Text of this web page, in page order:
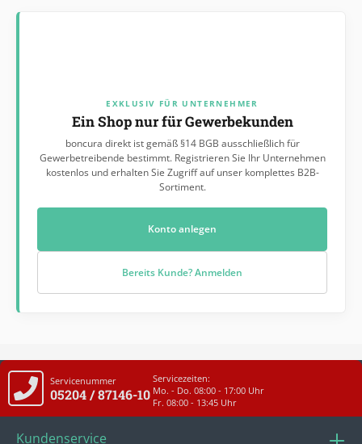
EXKLUSIV FÜR UNTERNEHMER
Ein Shop nur für Gewerbekunden
boncura direkt ist gemäß §14 BGB ausschließlich für
Gewerbetreibende bestimmt. Registrieren Sie Ihr Unternehmen
kostenlos und erhalten Sie Zugriff auf unser komplettes B2B-
Sortiment.
Konto anlegen
Bereits Kunde? Anmelden
Servicenummer
05204 / 87146-10
Servicezeiten:
Mo. - Do. 08:00 - 17:00 Uhr
Fr. 08:00 - 13:45 Uhr
Kundenservice